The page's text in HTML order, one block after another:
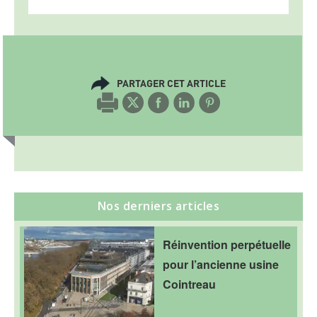
PARTAGER CET ARTICLE
Nos derniers articles
Réinvention perpétuelle
pour l’ancienne usine
Cointreau